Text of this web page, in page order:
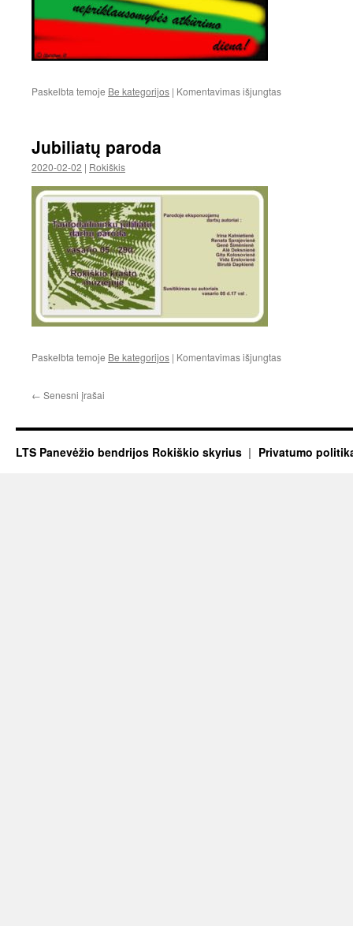
Paskelbta temoje Be kategorijos | Komentavimas išjungtasįraše
Jubiliatų paroda
2020-02-02 | Rokiškis
Paskelbta temoje Be kategorijos | Komentavimas išjungtasįraše
← Senesni įrašai
LTS Panevėžio bendrijos Rokiškio skyrius Privatumo